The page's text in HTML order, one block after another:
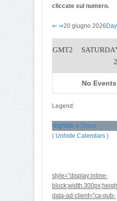
cliccate sul numero.
⇐ ⇒20 giugno 2026Day
GMT2
No
Legend:
Nightlife e Disco
( Unhide Calendars )
style=”display:inline-
data-ad-client=”ca-pub-